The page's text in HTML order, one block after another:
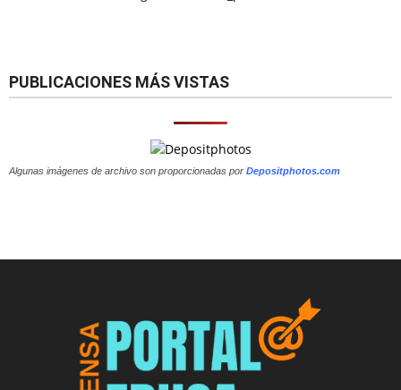
PUBLICACIONES MÁS VISTAS
Algunas imágenes de archivo son proporcionadas por Depositphotos.com